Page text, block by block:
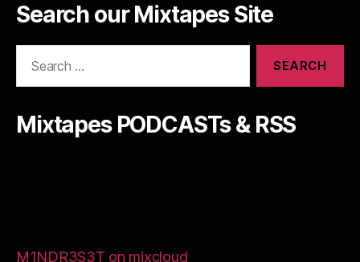
Search our Mixtapes Site
Mixtapes PODCASTs & RSS
M1NDR3S3T on mixcloud